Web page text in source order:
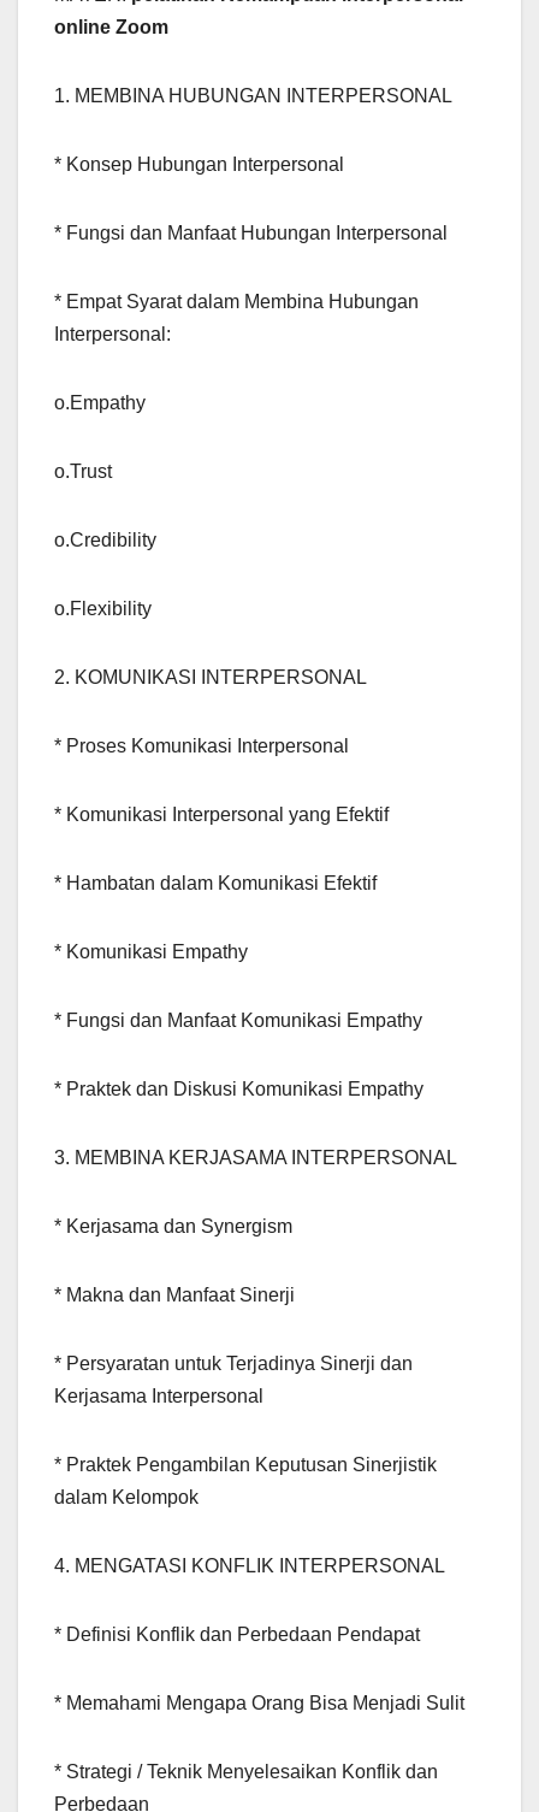
online Zoom
1. MEMBINA HUBUNGAN INTERPERSONAL
* Konsep Hubungan Interpersonal
* Fungsi dan Manfaat Hubungan Interpersonal
* Empat Syarat dalam Membina Hubungan
Interpersonal:
o.Empathy
o.Trust
o.Credibility
o.Flexibility
2. KOMUNIKASI INTERPERSONAL
* Proses Komunikasi Interpersonal
* Komunikasi Interpersonal yang Efektif
* Hambatan dalam Komunikasi Efektif
* Komunikasi Empathy
* Fungsi dan Manfaat Komunikasi Empathy
* Praktek dan Diskusi Komunikasi Empathy
3. MEMBINA KERJASAMA INTERPERSONAL
* Kerjasama dan Synergism
* Makna dan Manfaat Sinerji
* Persyaratan untuk Terjadinya Sinerji dan
Kerjasama Interpersonal
* Praktek Pengambilan Keputusan Sinerjistik
dalam Kelompok
4. MENGATASI KONFLIK INTERPERSONAL
* Definisi Konflik dan Perbedaan Pendapat
* Memahami Mengapa Orang Bisa Menjadi Sulit
* Strategi / Teknik Menyelesaikan Konflik dan
Perbedaan